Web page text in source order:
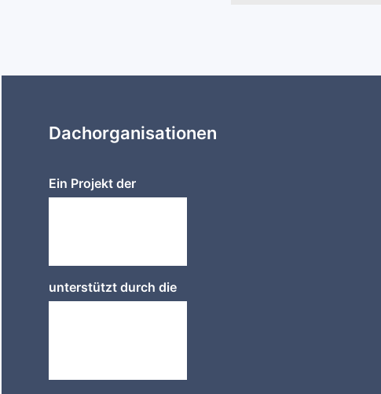
Dachorganisationen
Ein Projekt der
unterstützt durch die